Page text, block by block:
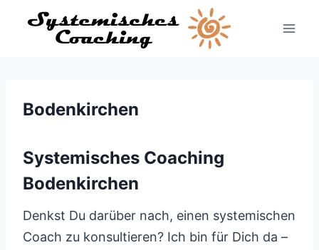
Inhalt
Bodenkirchen
Systemisches Coaching
Bodenkirchen
Denkst Du darüber nach, einen systemischen
Coach zu konsultieren? Ich bin für Dich da –